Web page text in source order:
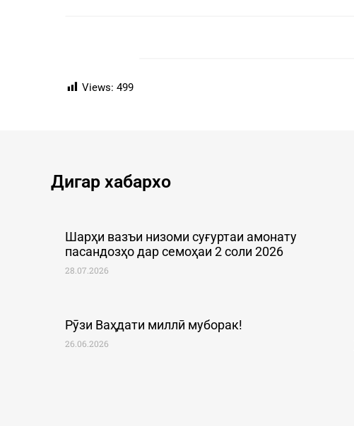
Views: 499
Дигар хабархо
Шарҳи вазъи низоми суғуртаи амонату
пасандозҳо дар семоҳаи 2 соли 2026
28.07.2026
Рӯзи Ваҳдати миллӣ муборак!
26.06.2026